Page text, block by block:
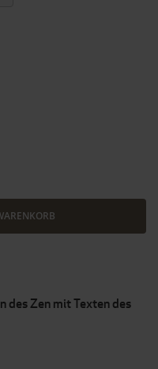
des Zen mit Texten des